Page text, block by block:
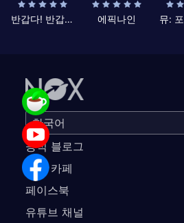
반갑다! 반갑삼국지 에픽나인
공식 블로그
공식 카페
페이스북
유튜브 채널